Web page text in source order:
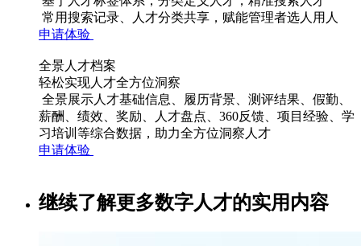
常用搜索记录、人才分类共享，赋能管理者选人用人
申请体验
全景人才档案
轻松实现人才全方位洞察
全景展示人才基础信息、履历背景、测评结果、假勤、
薪酬、绩效、奖励、人才盘点、360反馈、项目经验、学
习培训等综合数据，助力全方位洞察人才
申请体验
继续了解更多数字人才的实用内容